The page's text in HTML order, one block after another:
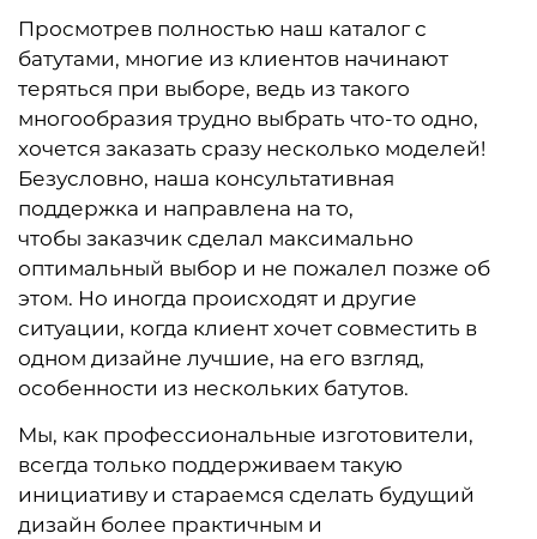
Просмотрев полностью наш каталог с
батутами, многие из клиентов начинают
теряться при выборе, ведь из такого
многообразия трудно выбрать что-то одно,
хочется заказать сразу несколько моделей!
Безусловно, наша консультативная
поддержка и направлена на то,
чтобы заказчик сделал максимально
оптимальный выбор и не пожалел позже об
этом. Но иногда происходят и другие
ситуации, когда клиент хочет совместить в
одном дизайне лучшие, на его взгляд,
особенности из нескольких батутов.
Мы, как профессиональные изготовители,
всегда только поддерживаем такую
инициативу и стараемся сделать будущий
дизайн более практичным и